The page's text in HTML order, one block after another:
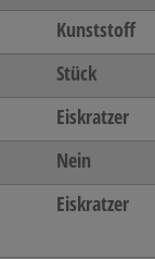
Kunststoff
Stück
Eiskratzer
Nein
Eiskratzer